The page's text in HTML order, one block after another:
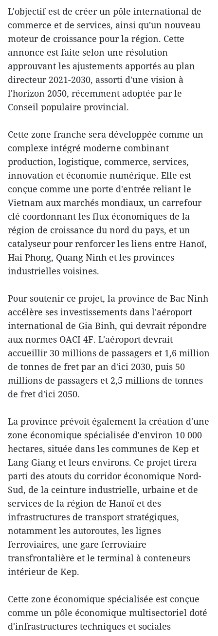
L'objectif est de créer un pôle international de
commerce et de services, ainsi qu'un nouveau
moteur de croissance pour la région. Cette
annonce est faite selon une résolution
approuvant les ajustements apportés au plan
directeur 2021-2030, assorti d'une vision à
l'horizon 2050, récemment adoptée par le
Conseil populaire provincial.
Cette zone franche sera développée comme un
complexe intégré moderne combinant
production, logistique, commerce, services,
innovation et économie numérique. Elle est
conçue comme une porte d'entrée reliant le
Vietnam aux marchés mondiaux, un carrefour
clé coordonnant les flux économiques de la
région de croissance du nord du pays, et un
catalyseur pour renforcer les liens entre Hanoï,
Hai Phong, Quang Ninh et les provinces
industrielles voisines.
Pour soutenir ce projet, la province de Bac Ninh
accélère ses investissements dans l'aéroport
international de Gia Binh, qui devrait répondre
aux normes OACI 4F. L'aéroport devrait
accueillir 30 millions de passagers et 1,6 million
de tonnes de fret par an d'ici 2030, puis 50
millions de passagers et 2,5 millions de tonnes
de fret d'ici 2050.
La province prévoit également la création d'une
zone économique spécialisée d'environ 10 000
hectares, située dans les communes de Kep et
Lang Giang et leurs environs. Ce projet tirera
parti des atouts du corridor économique Nord-
Sud, de la ceinture industrielle, urbaine et de
services de la région de Hanoï et des
infrastructures de transport stratégiques,
notamment les autoroutes, les lignes
ferroviaires, une gare ferroviaire
transfrontalière et le terminal à conteneurs
intérieur de Kep.
Cette zone économique spécialisée est conçue
comme un pôle économique multisectoriel doté
d'infrastructures techniques et sociales